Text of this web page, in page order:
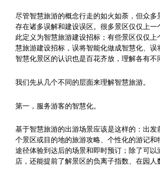
尽管智慧旅游的概念行走的如火如荼，但众
存在诸多误解和建设误区。很多景区仅仅上
此定义为智慧旅游建设招标；有些景区仅仅
慧旅游建设招标，误将智能化做成智慧化、
智慧化景区的认识也是百花齐放，理解各有不
我们先从几个不同的层面来理解智慧旅游。
第一，服务游客的智慧化。
基于智慧旅游的出游场景应该是这样的：出
个景区或目的地的旅游攻略、个性化的游记
途径体验到达后的场景和即时预订；除了可
店，还能提前了解景区的负离子指数、在园人